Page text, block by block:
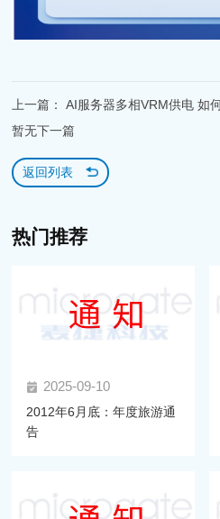
上一篇： AI服务器多相VRM供电 如
暂无下一篇
返回列表
热门推荐
2025-09-10
2012年6月底：年度旅游通
告